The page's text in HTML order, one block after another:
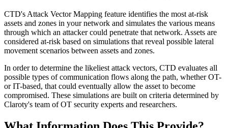
CTD's Attack Vector Mapping feature identifies the most at-risk
assets and zones in your network and simulates the various means
through which an attacker could penetrate that network. Assets are
considered at-risk based on simulations that reveal possible lateral
movement scenarios between assets and zones.
In order to determine the likeliest attack vectors, CTD evaluates all
possible types of communication flows along the path, whether OT-
or IT-based, that could eventually allow the asset to become
compromised. These simulations are built on criteria determined by
Claroty's team of OT security experts and researchers.